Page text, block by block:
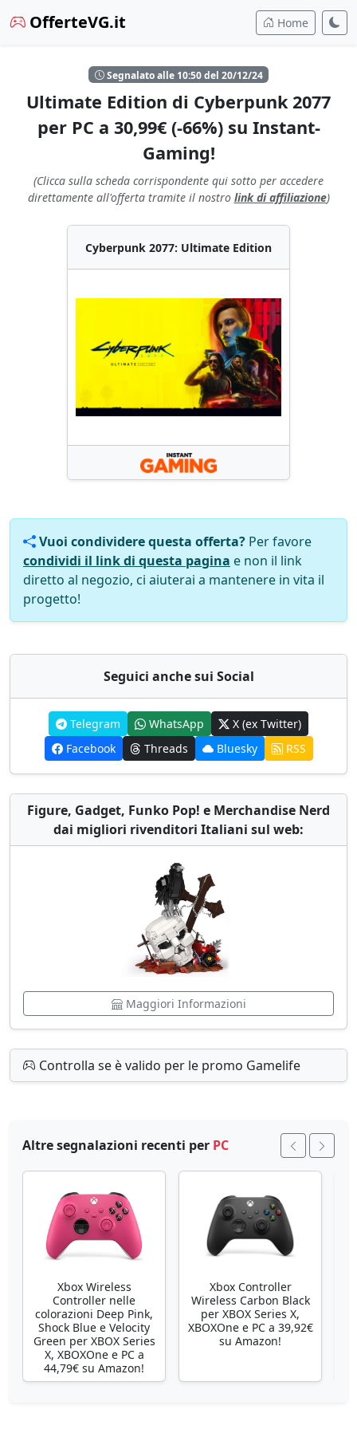
OfferteVG.it Home
Segnalato alle 10:50 del 20/12/24
Ultimate Edition di Cyberpunk 2077
per PC a 30,99€ (-66%) su Instant-
Gaming!
(Clicca sulla scheda corrispondente qui sotto per accedere
direttamente all'offerta tramite il nostro link di affiliazione)
Cyberpunk 2077: Ultimate Edition
Vuoi condividere questa offerta? Per favore
condividi il link di questa pagina e non il link
diretto al negozio, ci aiuterai a mantenere in vita il
progetto!
Seguici anche sui Social
Telegram WhatsApp
X (ex Twitter)
Facebook
Threads Bluesky RSS
Figure, Gadget, Funko Pop! e Merchandise Nerd
dai migliori rivenditori Italiani sul web:
Maggiori Informazioni
Controlla se è valido per le promo Gamelife
Altre segnalazioni recenti per PC
Xbox Wireless
Controller nelle
colorazioni Deep Pink,
Shock Blue e Velocity
Green per XBOX Series
X, XBOXOne e PC a
44,79€ su Amazon!
Xbox Controller
Wireless Carbon Black
per XBOX Series X,
XBOXOne e PC a 39,92€
su Amazon!